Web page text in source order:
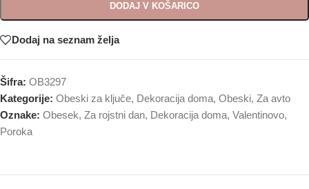
DODAJ V KOŠARICO
Dodaj na seznam želja
Šifra: OB3297
Kategorije: Obeski za ključe, Dekoracija doma, Obeski, Za avto
Oznake: Obesek, Za rojstni dan, Dekoracija doma, Valentinovo,
Poroka